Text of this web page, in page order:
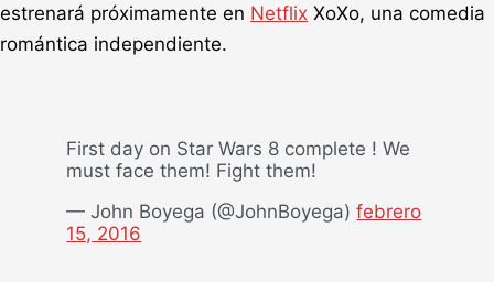
estrenará próximamente en Netflix XoXo, una comedia
romántica independiente.
First day on Star Wars 8 complete ! We
must face them! Fight them!
— John Boyega (@JohnBoyega)febrero
15, 2016